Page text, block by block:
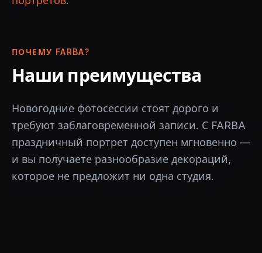
ПОЧЕМУ FARBA?
Наши преимущества
Новогодние фотосессии стоят дорого и
требуют заблаговременной записи. С FARBA
праздничный портрет доступен мгновенно —
и вы получаете разнообразие декораций,
которое не предложит ни одна студия.